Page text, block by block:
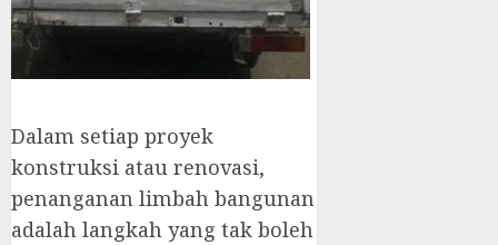
Dalam setiap proyek
konstruksi atau renovasi,
penanganan limbah bangunan
adalah langkah yang tak boleh